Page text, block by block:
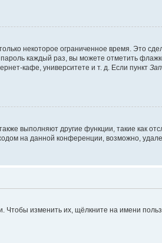
некоторое ограниченное время. Это
каждый раз, вы можете отметить
кафе, университете и т. д. Если пункт
выполняют другие функции, такие как
на данной конференции, возможно,
изменить их, щёлкните на имени